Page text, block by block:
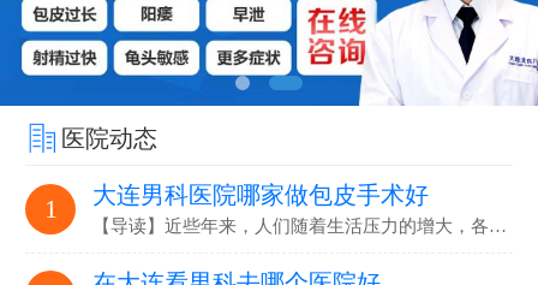
医院动态
1 大连男科医院哪家做包皮手术好
【导读】近些年来，人们随着生活压力的增大，各…